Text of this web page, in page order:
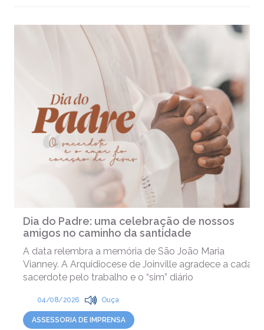
Dia do Padre: uma celebração de nossos
amigos no caminho da santidade
A data relembra a memória de São João Maria
Vianney. A Arquidiocese de Joinville agradece a cada
sacerdote pelo trabalho e o “sim” diário
04/08/2026 Ouça
ASSESSORIA DE IMPRENSA